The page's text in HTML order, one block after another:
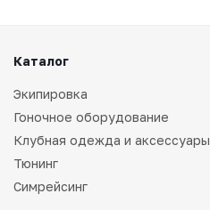
Каталог
Экипировка
Гоночное оборудование
Клубная одежда и аксессуары
Тюнинг
Симрейсинг